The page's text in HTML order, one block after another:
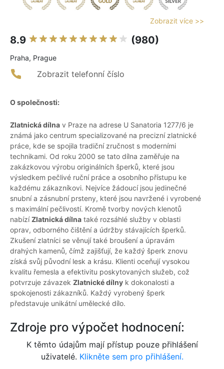
Zobrazit více >>
8.9 (980)
Praha, Prague
Zobrazit telefonní číslo
O společnosti:
Zlatnická dílna v Praze na adrese U Sanatoria 1277/6 je
známá jako centrum specializované na precizní zlatnické
práce, kde se spojila tradiční zručnost s moderními
technikami. Od roku 2000 se tato dílna zaměřuje na
zakázkovou výrobu originálních šperků, které jsou
výsledkem pečlivé ruční práce a osobního přístupu ke
každému zákazníkovi. Nejvíce žádoucí jsou jedinečné
snubní a zásnubní prsteny, které jsou navržené i vyrobené
s maximální pečlivostí. Kromě tvorby nových klenotů
nabízíZlatnická dílna také rozsáhlé služby v oblasti
oprav, odborného čištění a údržby stávajících šperků.
Zkušení zlatníci se věnují také broušení a úpravám
drahých kamenů, čímž zajišťují, že každý šperk znovu
získá svůj původní lesk a krásu. Klienti oceňují vysokou
kvalitu řemesla a efektivitu poskytovaných služeb, což
potvrzuje závazek Zlatnické dílny k dokonalosti a
spokojenosti zákazníků. Každý vyrobený šperk
představuje unikátní umělecké dílo.
Zdroje pro výpočet hodnocení:
K těmto údajům mají přístup pouze přihlášení
uživatelé. Klikněte sem pro přihlášení.